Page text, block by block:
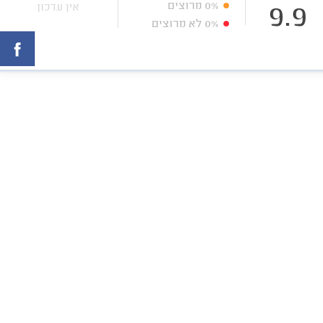
9.9
0% מרוצים
0% לא מרוצים
אין עדכון